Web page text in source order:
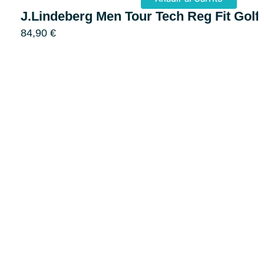
J.Lindeberg Men Tour Tech Reg Fit Golf
84,90 €